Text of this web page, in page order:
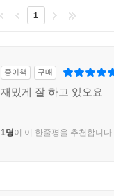
1
종이책 구매
재밌게 잘 하고 있오요
1명이 이 한줄평을 추천합니다.